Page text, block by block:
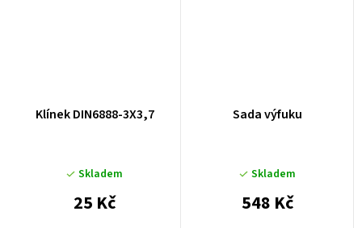
Klínek DIN6888-3X3,7
Skladem
25 Kč
Sada výfuku
Skladem
548 Kč